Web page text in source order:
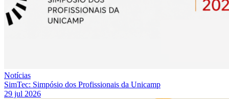
Notícias
SimTec: Simpósio dos Profissionais da Unicamp
29 jul 2026